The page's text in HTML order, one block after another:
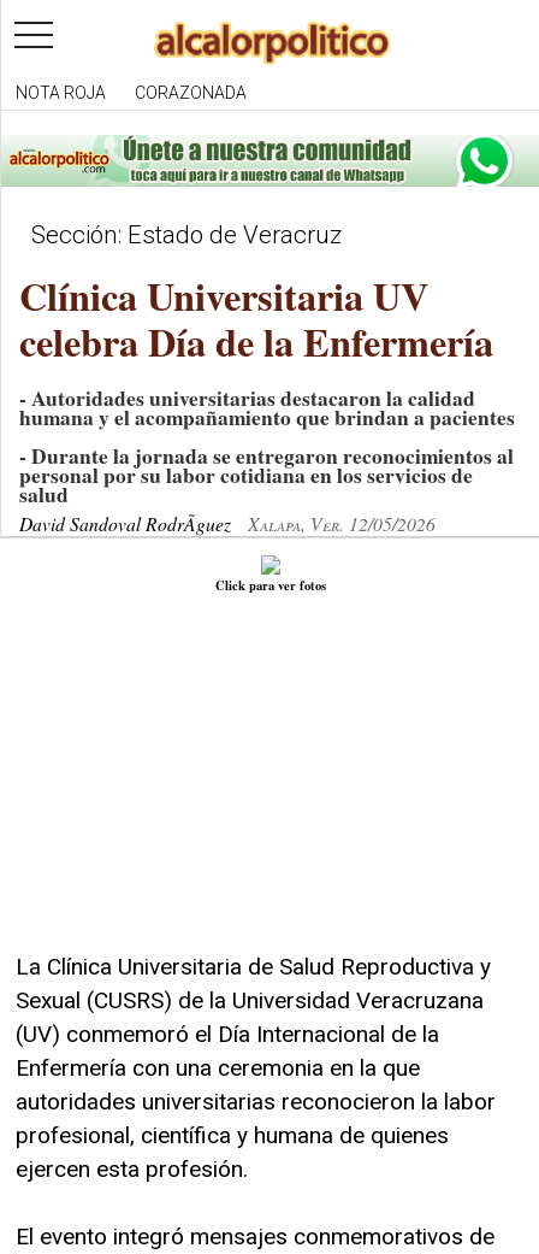
toggle
navigation
NOTA ROJA CORAZONADA
Sección: Estado de Veracruz
Clínica Universitaria UV
celebra Día de la Enfermería
- Autoridades universitarias destacaron la calidad
humana y el acompañamiento que brindan a pacientes
- Durante la jornada se entregaron reconocimientos al
personal por su labor cotidiana en los servicios de
salud
David Sandoval RodrÃ­guez Xalapa, Ver. 12/05/2026
Click para ver fotos
La Clínica Universitaria de Salud Reproductiva y
Sexual (CUSRS) de la Universidad Veracruzana
(UV) conmemoró el Día Internacional de la
Enfermería con una ceremonia en la que
autoridades universitarias reconocieron la labor
profesional, científica y humana de quienes
ejercen esta profesión.
El evento integró mensajes conmemorativos de